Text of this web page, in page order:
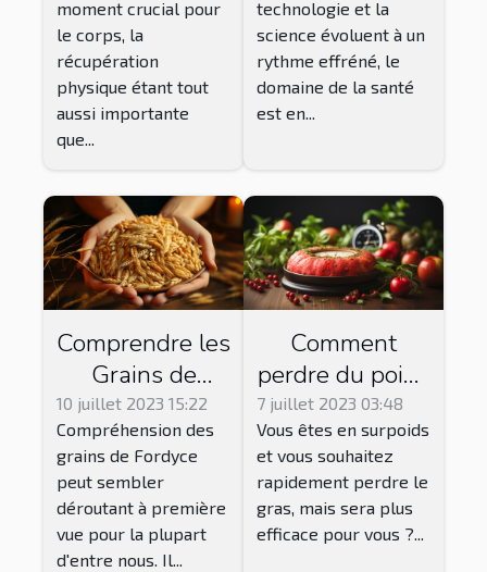
après le sport
moment crucial pour
le corps, la
récupération
physique étant tout
aussi importante
que...
technologie et la
science évoluent à un
rythme effréné, le
domaine de la santé
est en...
Comprendre les
Grains de
Fordyce:
Causes,
Symptômes et
Options de
Traitement
10 juillet 2023 15:22
Compréhension des
grains de Fordyce
peut sembler
déroutant à première
vue pour la plupart
d'entre nous. Il...
Comment
perdre du poids
rapidement ?
7 juillet 2023 03:48
Vous êtes en surpoids
et vous souhaitez
rapidement perdre le
gras, mais sera plus
efficace pour vous ?...